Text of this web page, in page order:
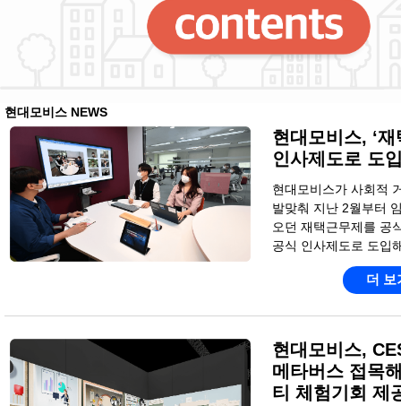
현대모비스 NEWS
현대모비스, ‘재
인사제도로 도
현대모비스가 사회적
발맞춰 지난 2월부터
오던 재택근무제를 공
공식 인사제도로 도입
더 보
현대모비스,
메타버스 접목
티 체험기회 제